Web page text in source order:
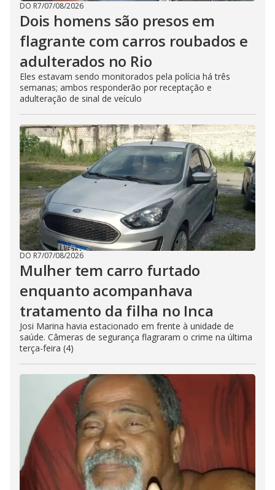
DO R7/07/08/2026
Dois homens são presos em
flagrante com carros roubados e
adulterados no Rio
Eles estavam sendo monitorados pela polícia há três
semanas; ambos responderão por receptação e
adulteração de sinal de veículo
DO R7/07/08/2026
Mulher tem carro furtado
enquanto acompanhava
tratamento da filha no Inca
Josi Marina havia estacionado em frente à unidade de
saúde. Câmeras de segurança flagraram o crime na última
terça-feira (4)